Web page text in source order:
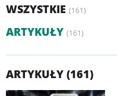
WSZYSTKIE (161)
ARTYKUŁY (161)
ARTYKUŁY (161)